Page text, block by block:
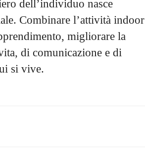
dell’individuo nasce
Combinare l’attività indoor
migliorare la
di comunicazione e di
si vive.